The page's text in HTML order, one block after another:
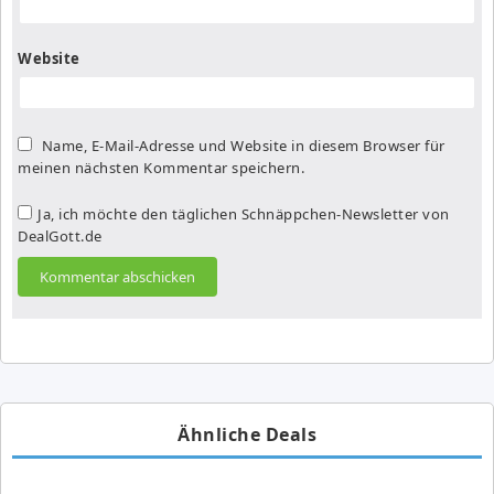
Website
Name, E-Mail-Adresse und Website in diesem Browser für
meinen nächsten Kommentar speichern.
Ja, ich möchte den täglichen Schnäppchen-Newsletter von
DealGott.de
Ähnliche Deals